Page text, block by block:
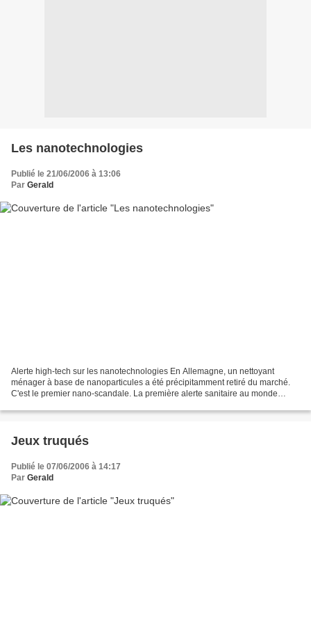
Les nanotechnologies
Publié le 21/06/2006 à 13:06
Par Gerald
Alerte high-tech sur les nanotechnologies En Allemagne, un nettoyant
ménager à base de nanoparticules a été précipitamment retiré du marché.
C'est le premier nano-scandale. La première alerte sanitaire au monde
Jeux truqués
Publié le 07/06/2006 à 14:17
Par Gerald